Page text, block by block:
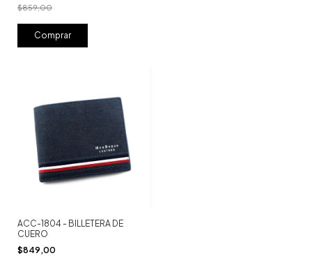
$859,00
ACC-1804 - BILLETERA DE
CUERO
$849,00